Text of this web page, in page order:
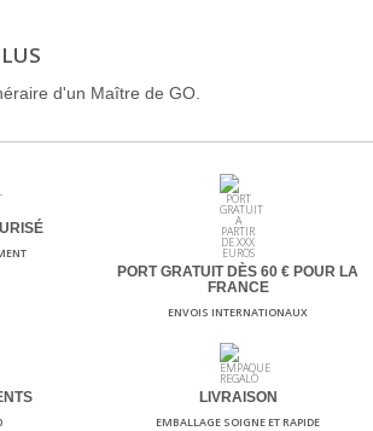
d'un Maître de GO.
PORT GRATUIT DÈS 60 € POUR LA
FRANCE
ENVOIS INTERNATIONAUX
LIVRAISON
EMBALLAGE SOIGNE ET RAPIDE